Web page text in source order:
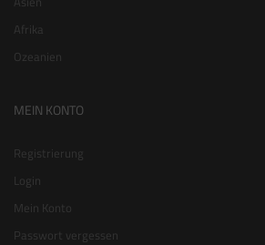
Afrika
Ozeanien
MEIN KONTO
Registrierung
Login
Mein Konto
Passwort vergessen